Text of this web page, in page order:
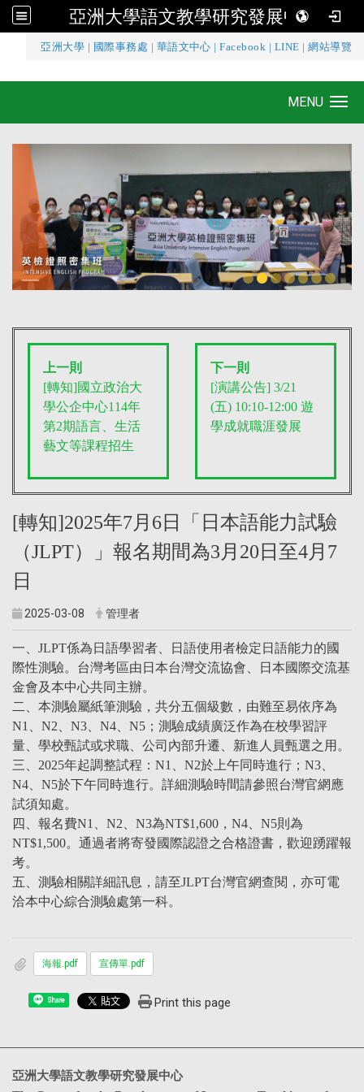
亞洲大學語文教學研究發展中心
亞洲大學 國際事務處 華語文中心 |Facebook LINE |網站導覽
亞洲大學語文教學研究發展中心
MENU
上一則
[轉知]國立政治大
學公企中心114年
第2期語言、生活
藝文等課程招生
下一則
[演講公告] 3/21
(五) 10:10-12:00 遊
學成就職涯發展
[轉知]2025年7月6日「日本語能力試驗
（JLPT）」報名期間為3月20日至4月7
日
2025-03-08 管理者
一、JLPT係為日語學習者、日語使用者檢定日語能力的國
際性測驗。台灣考區由日本台灣交流協會、日本國際交流基
金會及本中心共同主辦。
二、本測驗屬紙筆測驗，共分五個級數，由難至易依序為
N1、N2、N3、N4、N5；測驗成績廣泛作為在校學習評
量、學校甄試或求職、公司內部升遷、新進人員甄選之用。
三、2025年起調整試程：N1、N2於上午同時進行；N3、
N4、N5於下午同時進行。詳細測驗時間請參照台灣官網應
試須知處。
四、報名費N1、N2、N3為NT$1,600，N4、N5則為
NT$1,500。通過者將寄發國際認證之合格證書，歡迎踴躍報
考。
五、測驗相關詳細訊息，請至JLPT台灣官網查閱，亦可電
洽本中心綜合測驗處第一科。
海報.pdf 宣傳單.pdf
Share Print this page
亞洲大學語文教學研究發展中心